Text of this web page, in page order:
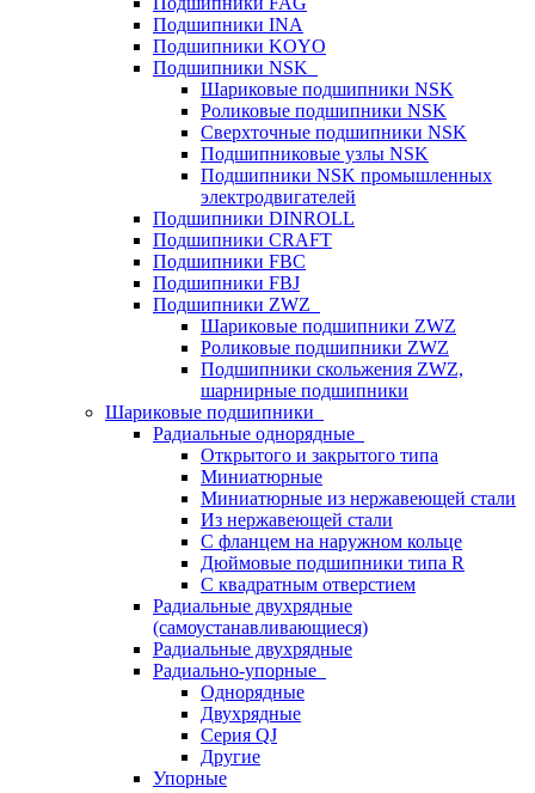
Подшипники INA
Подшипники KOYO
Подшипники NSK
Шариковые подшипники NSK
Роликовые подшипники NSK
Сверхточные подшипники NSK
Подшипниковые узлы NSK
Подшипники NSK промышленных
электродвигателей
Подшипники DINROLL
Подшипники CRAFT
Подшипники FBC
Подшипники FBJ
Подшипники ZWZ
Шариковые подшипники ZWZ
Роликовые подшипники ZWZ
Подшипники скольжения ZWZ,
шарнирные подшипники
Шариковые подшипники
Радиальные однорядные
Открытого и закрытого типа
Миниатюрные
Миниатюрные из нержавеющей стали
Из нержавеющей стали
С фланцем на наружном кольце
Дюймовые подшипники типа R
С квадратным отверстием
Радиальные двухрядные
(самоустанавливающиеся)
Радиальные двухрядные
Радиально-упорные
Однорядные
Двухрядные
Серия QJ
Другие
Упорные